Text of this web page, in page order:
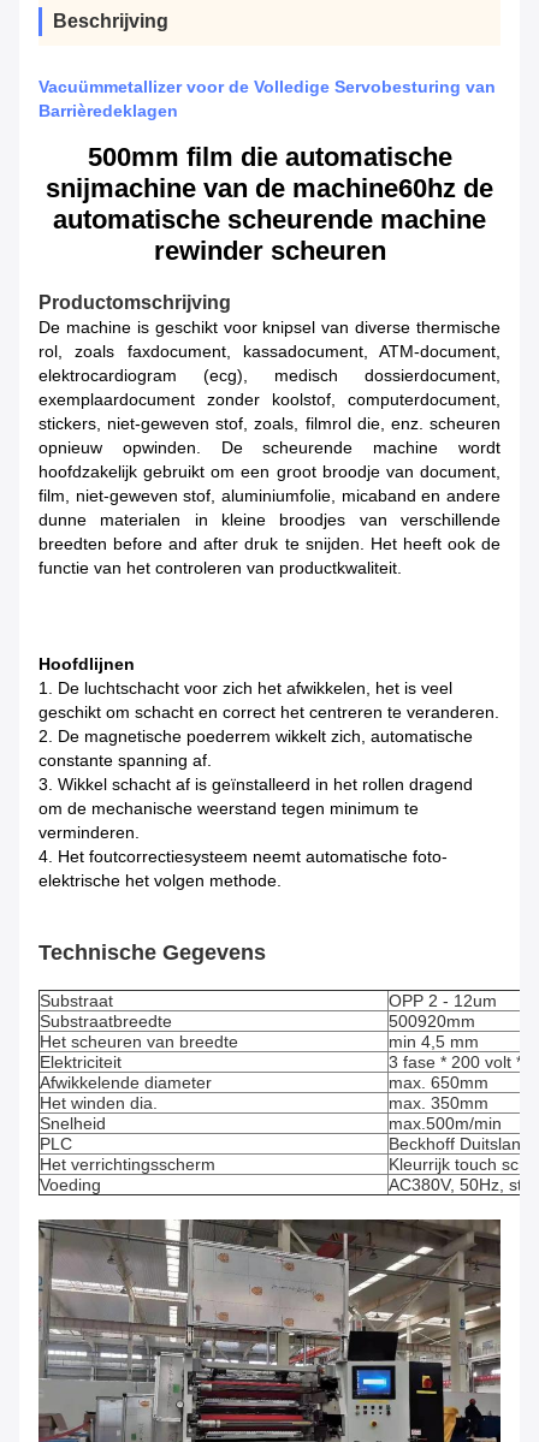
Beschrijving
Vacuümmetallizer voor de Volledige Servobesturing van
Barrièredeklagen
500mm film die automatische
snijmachine van de machine60hz de
automatische scheurende machine
rewinder scheuren
Productomschrijving
De machine is geschikt voor knipsel van diverse thermische
rol, zoals faxdocument, kassadocument, ATM-document,
elektrocardiogram (ecg), medisch dossierdocument,
exemplaardocument zonder koolstof, computerdocument,
stickers, niet-geweven stof, zoals, filmrol die, enz. scheuren
opnieuw opwinden. De scheurende machine wordt
hoofdzakelijk gebruikt om een groot broodje van document,
film, niet-geweven stof, aluminiumfolie, micaband en andere
dunne materialen in kleine broodjes van verschillende
breedten before and after druk te snijden. Het heeft ook de
functie van het controleren van productkwaliteit.
Hoofdlijnen
1. De luchtschacht voor zich het afwikkelen, het is veel
geschikt om schacht en correct het centreren te veranderen.
2. De magnetische poederrem wikkelt zich, automatische
constante spanning af.
3. Wikkel schacht af is geïnstalleerd in het rollen dragend
om de mechanische weerstand tegen minimum te
verminderen.
4. Het foutcorrectiesysteem neemt automatische foto-
elektrische het volgen methode.
Technische Gegevens
Substraat
OPP 2 - 12um
Substraatbreedte
500920mm
Het scheuren van breedte
min 4,5 mm
Elektriciteit
3 fase * 200 volt
Afwikkelende diameter
max. 650mm
Het winden dia.
max. 350mm
Snelheid
max.500m/min
PLC
Beckhoff Duitsland
Het verrichtingsscherm
Kleurrijk touch
Voeding
AC380V, 50Hz,